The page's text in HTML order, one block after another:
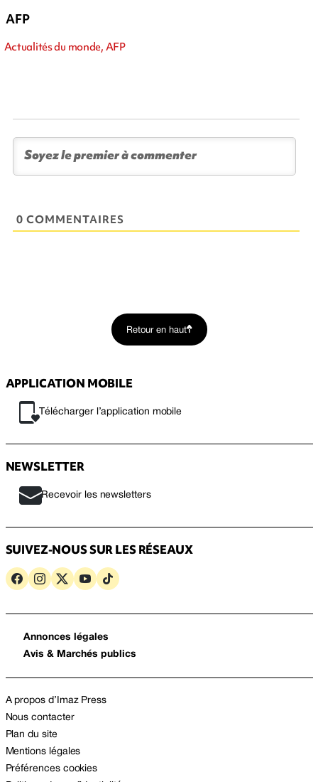
AFP
Actualités du monde, AFP
0 COMMENTAIRES
Retour en haut
APPLICATION MOBILE
Télécharger l’application mobile
NEWSLETTER
Recevoir les newsletters
SUIVEZ-NOUS SUR LES RÉSEAUX
Annonces légales
Avis & Marchés publics
A propos d’Imaz Press
Nous contacter
Plan du site
Mentions légales
Préférences cookies